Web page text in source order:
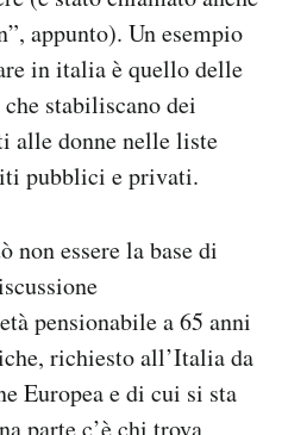
appunto). Un esempio
in italia è quello delle
stabiliscano dei
alle donne nelle liste
pubblici e privati.
non essere la base di
pensionabile a 65 anni
richiesto all’Italia da
Europea e di cui si sta
parte c’è chi trova